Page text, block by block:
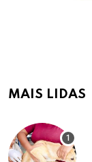
MAIS LIDAS